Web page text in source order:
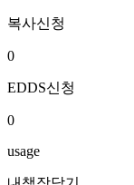
복사신청
0
EDDS신청
0
usage